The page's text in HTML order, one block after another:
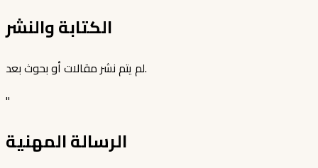
الكتابة والنشر
لم يتم نشر مقالات أو بحوث بعد.
"
الرسالة المهنية